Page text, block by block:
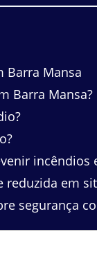
Barra Mansa
Barra Mansa?
incêndios
em
segurança